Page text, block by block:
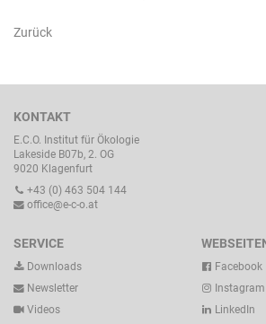
Zurück
KONTAKT
E.C.O. Institut für Ökologie
Lakeside B07b, 2. OG
9020 Klagenfurt
+43 (0) 463 504 144
office@e-c-o.at
SERVICE
Downloads
Newsletter
Videos
Facebook
Instagram
LinkedIn